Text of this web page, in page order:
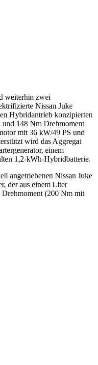
weiterhin zwei
Nissan Juke
Hybridantrieb konzipierten
und 148 Nm Drehmoment
mit 36 kW/49 PS und
wird das Aggregat
einem
1,2-kWh-Hybridbatterie.
angetriebenen Nissan Juke
der aus einem Liter
(200 Nm mit